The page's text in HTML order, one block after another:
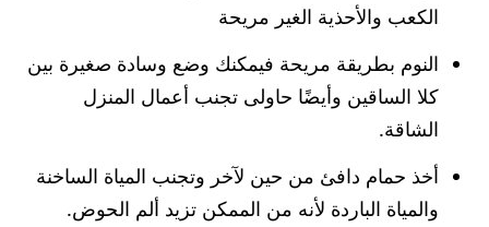
الكعب والأحذية الغير مريحة
النوم بطريقة مريحة فيمكنك وضع وسادة صغيرة بين
كلا الساقين وأيضًا حاولى تجنب أعمال المنزل
الشاقة.
أخذ حمام دافئ من حين لآخر وتجنب المياة الساخنة
والمياة الباردة لأنه من الممكن تزيد ألم الحوض.